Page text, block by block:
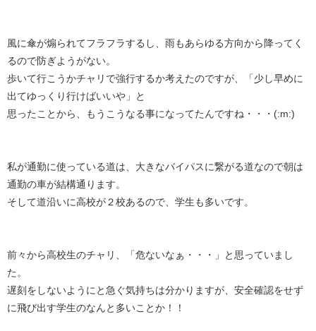
風に傘が煽られてフラフラするし、雨もあらゆる方向から降ってく
るので防ぎようがない。
歩いて行こうかチャリで強行するか考えたのですが、「少し早めに
出てゆっくり行けばいいや」と
思ったことから、もうこうなる事になってたんですね・・・(:m:)
私が通勤に使っている道は、大きなバイパスに繋がる道なので朝は
通勤の車が結構通ります。
そして道沿いに高校が２校あるので、学生も多いです。
前々から高校生のチャリ、「危ないなぁ・・・」と思っていまし
た。
遅刻をしないようにと急ぐ気持ちは分かりますが、安全確認をせず
に飛び出す学生のなんと多いことか！！